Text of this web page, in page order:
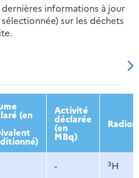
informations à jour
sur les déchets
2015 2016
(en Activité
déclarée
(en
MBq)
- 3H